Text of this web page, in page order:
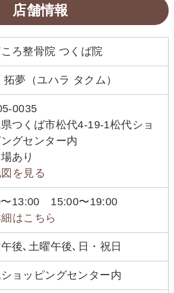
店舗情報
ろ整骨院 つくば院
拓夢（ユハラ タクム）
0035
つくば市松代4-19-1松代ショ
グセンター内
あり
を見る
13:00 15:00〜19:00
はこちら
後､土曜午後､日・祝日
ョッピングセンター内